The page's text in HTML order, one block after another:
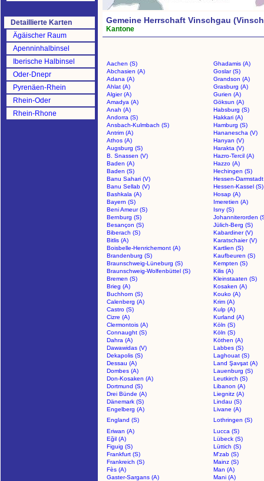
Detaillierte Karten
Ägäischer Raum
Apenninhalbinsel
Iberische Halbinsel
Oder-Dnepr
Pyrenäen-Rhein
Rhein-Oder
Rhein-Rhone
Gemeine Herrschaft Vinschgau
Kantone
Aachen (S)
Ghadamis (A)
Abchasien (A)
Goslar (S)
Adana (A)
Grandson (A)
Ahlat (A)
Grasburg (A)
Algier (A)
Gurien (A)
Amadya (A)
Göksun (A)
Anah (A)
Habsburg (S)
Andorra (S)
Hakkari (A)
Ansbach-Kulmbach (S)
Hamburg (S)
Antrim (A)
Hananescha (V)
Athos (A)
Hanyan (V)
Augsburg (S)
Harakta (V)
B. Snassen (V)
Hazro-Tercil (A)
Baden (A)
Hazzo (A)
Baden (S)
Hechingen (S)
Banu Sahari (V)
Hessen-
Banu Sellab (V)
Hessen-Kassel (S)
Bashkala (A)
Hosap (A)
Bayern (S)
Imeretien (A)
Beni Ameur (S)
Isny (S)
Bernburg (S)
Johanniterorden
Besançon (S)
Jülich-Berg (S)
Biberach (S)
Kabardiner (V)
Bitlis (A)
Karatschaier (V)
Boisbelle-Henrichemont (A)
Kartlien (S)
Brandenburg (S)
Kaufbeuren (S)
Braunschweig-Lüneburg (S)
Kempten (S)
Braunschweig-Wolfenbüttel (S)
Kilis (A)
Bremen (S)
Kleinstaaten (S)
Brieg (A)
Kosaken (A)
Buchhorn (S)
Kouko (A)
Calenberg (A)
Krim (A)
Castro (S)
Kulp (A)
Cizre (A)
Kurland (A)
Clermontois (A)
Köln (S)
Connaught (S)
Köln (S)
Dahra (A)
Köthen (A)
Dawawidas (V)
Labbes (S)
Dekapolis (S)
Laghouat (S)
Dessau (A)
Land Şavşat (A)
Dombes (A)
Lauenburg (S)
Don-Kosaken (A)
Leutkirch (S)
Dortmund (S)
Libanon (A)
Drei Bünde (A)
Liegnitz (A)
Dänemark (S)
Lindau (S)
Engelberg (A)
Livane (A)
England (S)
Lothringen (S)
Eriwan (A)
Lucca (S)
Eğil (A)
Lübeck (S)
Figuig (S)
Lüttich (S)
Frankfurt (S)
M'zab (S)
Frankreich (S)
Mainz (S)
Fès (A)
Man (A)
Gaster-Sargans (A)
Mani (A)